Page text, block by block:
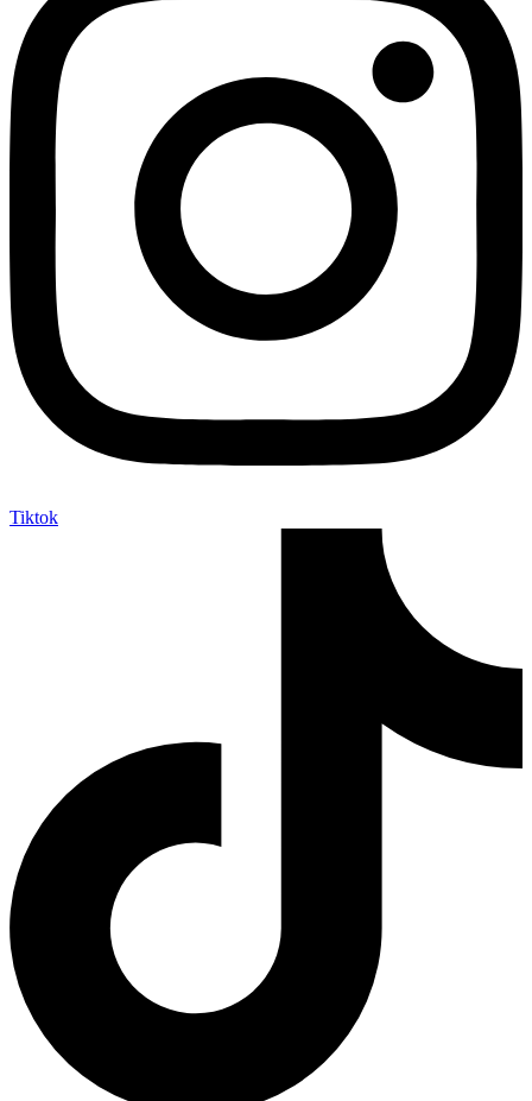
Tiktok